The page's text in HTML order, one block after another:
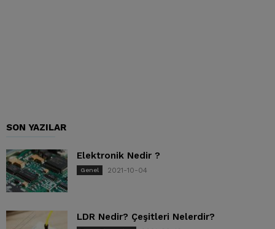
SON YAZILAR
Elektronik Nedir ?
Genel 2021-10-04
LDR Nedir? Çeşitleri Nelerdir?